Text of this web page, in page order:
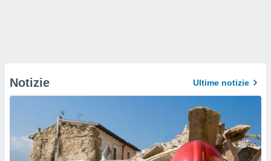
Notizie Ultime notizie